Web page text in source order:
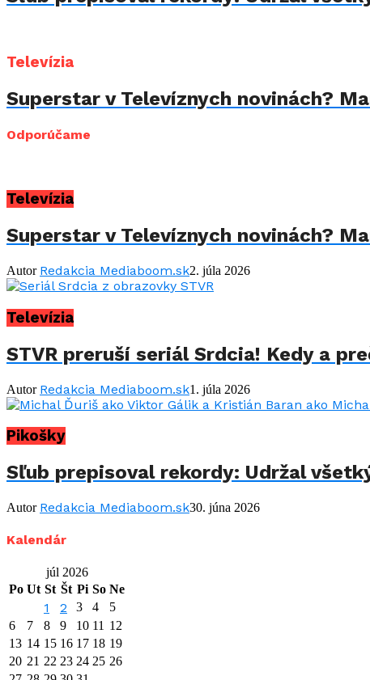
Televízia
Superstar v Televíznych novinách?
Odporúčame
Televízia
Superstar v Televíznych novinách?
Autor Redakcia Mediaboom.sk2. júla 2026
Televízia
STVR preruší seriál Srdcia! Kedy a
Autor Redakcia Mediaboom.sk1. júla 2026
Pikošky
Sľub prepisoval rekordy: Udržal
Autor Redakcia Mediaboom.sk30. júna 2026
Kalendár
júl 2026
Po Ut St Št Pi So Ne
1 2 3 4
5
6
7 8 9 10 11 12
13 14 15 16 17 18 19
20 21 22 23 24 25 26